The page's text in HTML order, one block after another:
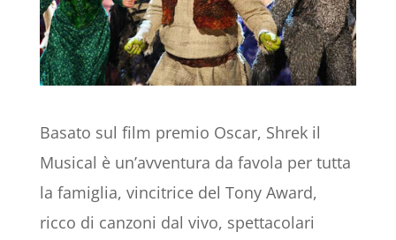
Basato sul film premio Oscar, Shrek il
Musical è un’avventura da favola per tutta
la famiglia, vincitrice del Tony Award,
ricco di canzoni dal vivo, spettacolari